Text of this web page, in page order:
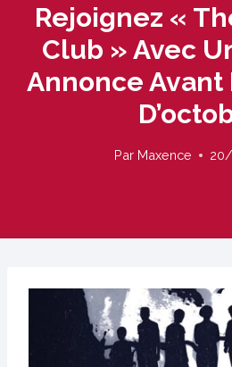
Rejoignez «
Club » Avec
Annonce Avant
Par Maxence